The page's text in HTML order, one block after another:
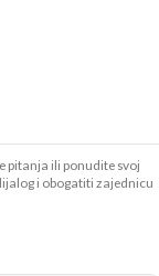
pitanja ili ponudite svoj
i obogatiti zajednicu